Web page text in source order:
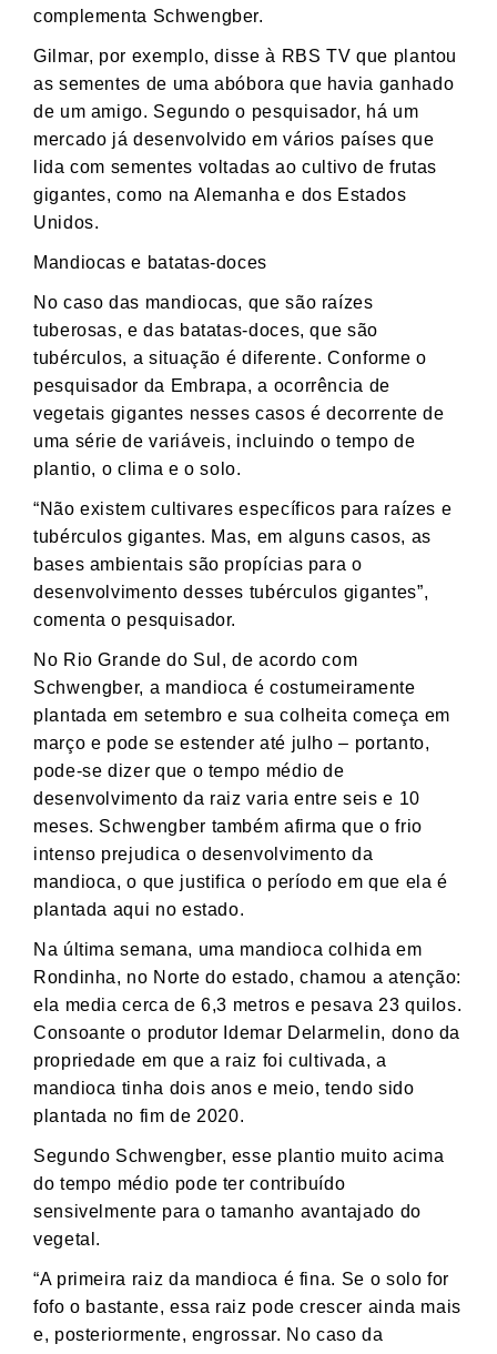
complementa Schwengber.
Gilmar, por exemplo, disse à RBS TV que plantou
as sementes de uma abóbora que havia ganhado
de um amigo. Segundo o pesquisador, há um
mercado já desenvolvido em vários países que
lida com sementes voltadas ao cultivo de frutas
gigantes, como na Alemanha e dos Estados
Unidos.
Mandiocas e batatas-doces
No caso das mandiocas, que são raízes
tuberosas, e das batatas-doces, que são
tubérculos, a situação é diferente. Conforme o
pesquisador da Embrapa, a ocorrência de
vegetais gigantes nesses casos é decorrente de
uma série de variáveis, incluindo o tempo de
plantio, o clima e o solo.
“Não existem cultivares específicos para raízes e
tubérculos gigantes. Mas, em alguns casos, as
bases ambientais são propícias para o
desenvolvimento desses tubérculos gigantes”,
comenta o pesquisador.
No Rio Grande do Sul, de acordo com
Schwengber, a mandioca é costumeiramente
plantada em setembro e sua colheita começa em
março e pode se estender até julho – portanto,
pode-se dizer que o tempo médio de
desenvolvimento da raiz varia entre seis e 10
meses. Schwengber também afirma que o frio
intenso prejudica o desenvolvimento da
mandioca, o que justifica o período em que ela é
plantada aqui no estado.
Na última semana, uma mandioca colhida em
Rondinha, no Norte do estado, chamou a atenção:
ela media cerca de 6,3 metros e pesava 23 quilos.
Consoante o produtor Idemar Delarmelin, dono da
propriedade em que a raiz foi cultivada, a
mandioca tinha dois anos e meio, tendo sido
plantada no fim de 2020.
Segundo Schwengber, esse plantio muito acima
do tempo médio pode ter contribuído
sensivelmente para o tamanho avantajado do
vegetal.
“A primeira raiz da mandioca é fina. Se o solo for
fofo o bastante, essa raiz pode crescer ainda mais
e, posteriormente, engrossar. No caso da